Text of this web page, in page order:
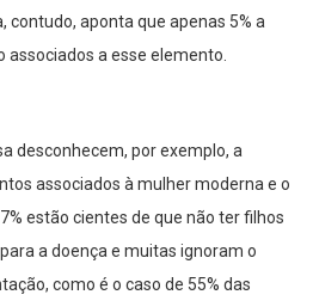
contudo, aponta que apenas 5% a
associados a esse elemento.
desconhecem, por exemplo, a
associados à mulher moderna e o
estão cientes de que não ter filhos
a doença e muitas ignoram o
como é o caso de 55% das